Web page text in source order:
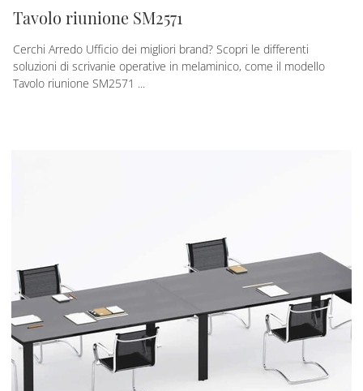
Tavolo riunione SM2571
Cerchi Arredo Ufficio dei migliori brand? Scopri le differenti
soluzioni di scrivanie operative in melaminico, come il modello
Tavolo riunione SM2571 ...